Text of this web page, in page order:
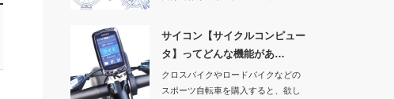
サイコン【サイクルコンピュー
タ】ってどんな機能があ…
クロスバイクやロードバイクなどの
スポーツ自転車を購入すると、欲し